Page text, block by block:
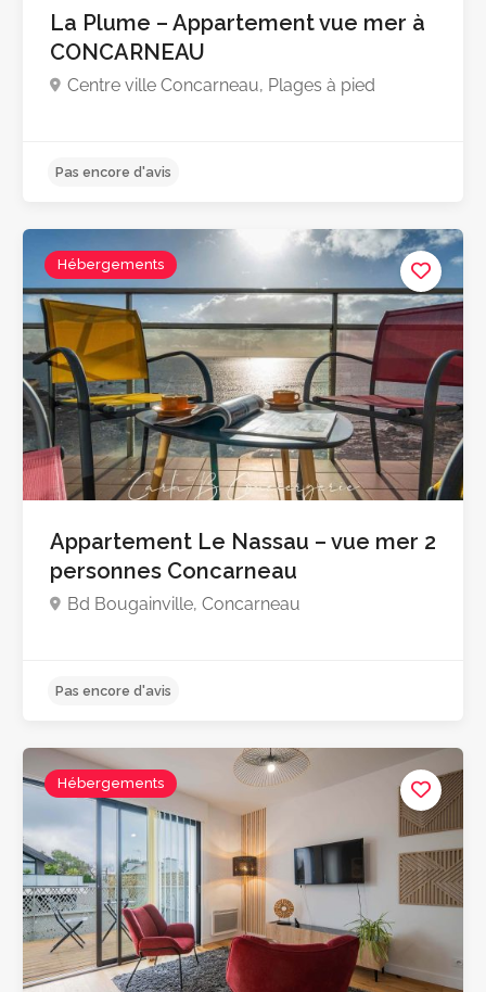
Pas encore d'avis
La Plume – Appartement vue mer à
CONCARNEAU
Centre ville Concarneau, Plages à pied
Hébergements
Appartement Le Nassau – vue mer 2
personnes Concarneau
Bd Bougainville, Concarneau
Hébergements